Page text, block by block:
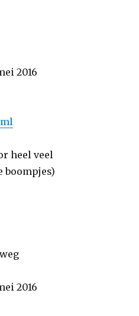
2016
heel veel
boompjes)
2016